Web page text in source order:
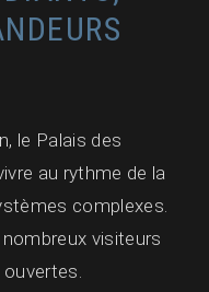
le Palais des
au rythme de la
complexes.
visiteurs